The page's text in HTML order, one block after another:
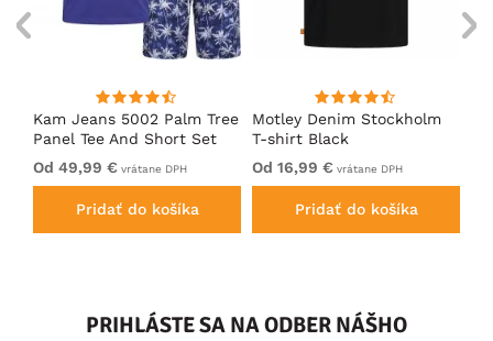
Kam Jeans 5002 Palm Tree
Panel Tee And Short Set
Electric Blue
Od 49,99 € vrátane DPH
Pridať do košíka
Motley Denim Stockholm
T-shirt Black
Od 16,99 € vrátane DPH
Pridať do košíka
PRIHLÁSTE SA NA ODBER NÁŠHO